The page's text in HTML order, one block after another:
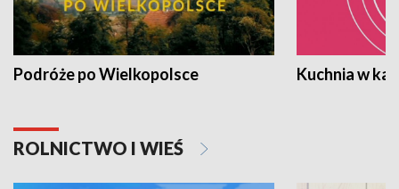
Podróże po Wielkopolsce Kuchnia w
ROLNICTWO I WIEŚ